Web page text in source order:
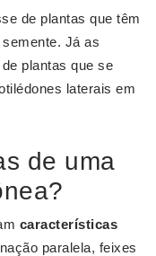
de plantas que têm
Já as
plantas que se
laterais em
de uma
características
paralela, feixes